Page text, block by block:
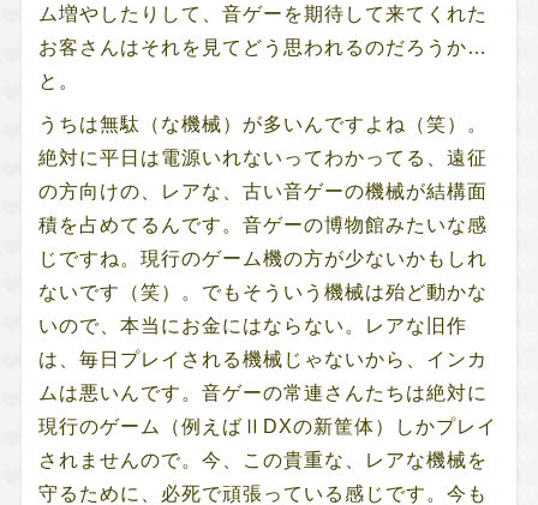
ム増やしたりして、音ゲーを期待して来てくれた
お客さんはそれを見てどう思われるのだろうか…
と。
うちは無駄（な機械）が多いんですよね（笑）。
絶対に平日は電源いれないってわかってる、遠征
の方向けの、レアな、古い音ゲーの機械が結構面
積を占めてるんです。音ゲーの博物館みたいな感
じですね。現行のゲーム機の方が少ないかもしれ
ないです（笑）。でもそういう機械は殆ど動かな
いので、本当にお金にはならない。レアな旧作
は、毎日プレイされる機械じゃないから、インカ
ムは悪いんです。音ゲーの常連さんたちは絶対に
現行のゲーム（例えばⅡDXの新筐体）しかプレイ
されませんので。今、この貴重な、レアな機械を
守るために、必死で頑張っている感じです。今も